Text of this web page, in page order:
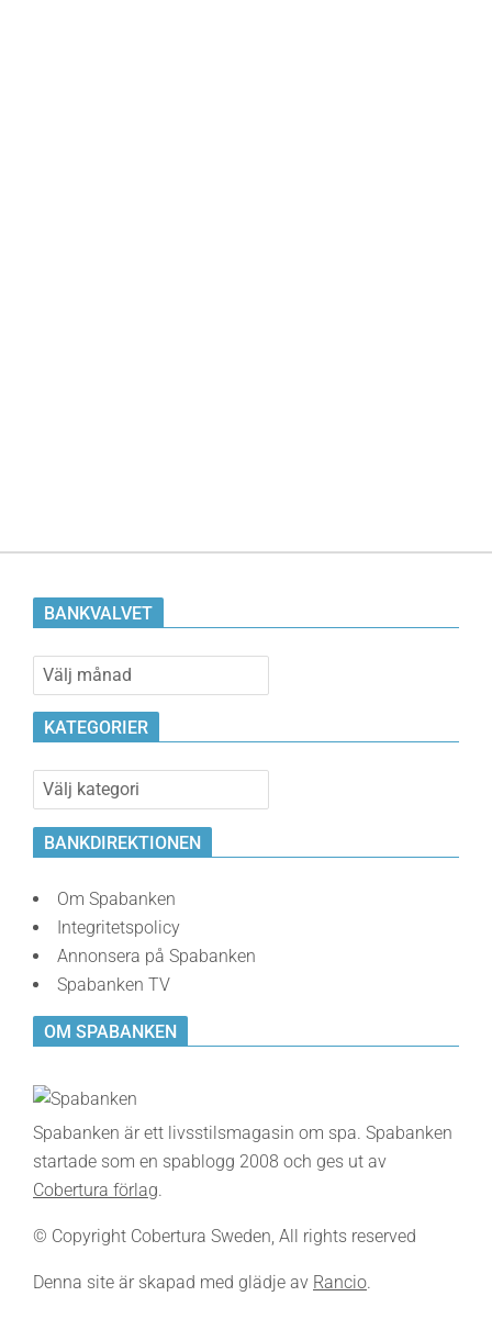
BANKVALVET
Bankvalvet
KATEGORIER
Kategorier
BANKDIREKTIONEN
Om Spabanken
Integritetspolicy
Annonsera på Spabanken
Spabanken TV
OM SPABANKEN
Spabanken är ett livsstilsmagasin om spa. Spabanken
startade som en spablogg 2008 och ges ut av
Cobertura förlag.
© Copyright Cobertura Sweden, All rights reserved
Denna site är skapad med glädje av Rancio.